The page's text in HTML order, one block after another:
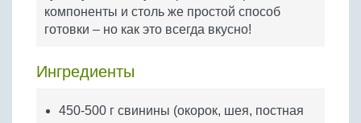
Бобовые
Яйца
компоненты и столь же простой способ
готовки – но как это всегда вкусно!
Ингредиенты
450-500 г свинины (окорок, шея, постная